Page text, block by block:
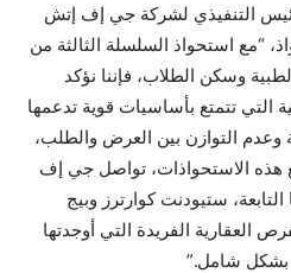
التنفيذي لشركة جي إف إتش
“مع استحواذ السلسلة الثالثة من
وسكن الطلاب، فإننا نؤكد
التي تتمتع بأساسيات قوية تدعمها
وعدم التوازن بين العرض والطلب،
هذه الاستحواذات، تواصل جي إف
ستيودنت كوارترز وبيج
العقارية الفريدة التي أوجدتها
بشكل شامل.”